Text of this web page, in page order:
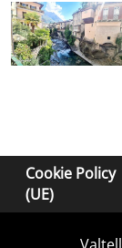
Cookie Policy
(UE)